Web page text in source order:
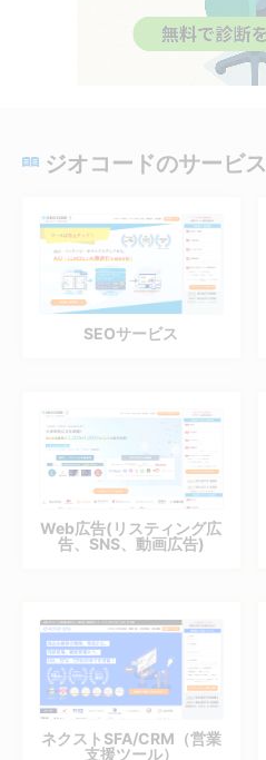
ジオコードのサービス
SEOサービス
Web広告(リスティング広
告、SNS、動画広告)
ネクストSFA/CRM（営業
支援ツール）